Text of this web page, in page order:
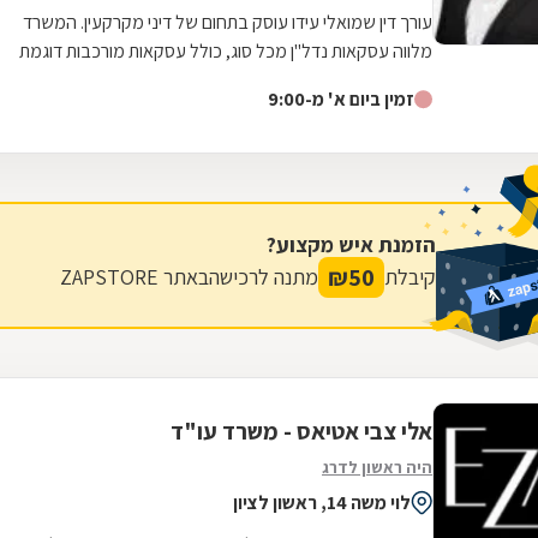
עורך דין שמואלי עידו עוסק בתחום של דיני מקרקעין. המשרד
מלווה עסקאות נדל"ן מכל סוג, כולל עסקאות מורכבות דוגמת
זמין ביום א' מ-9:00
הזמנת איש מקצוע?
קיבלת 50
₪ מתנה לרכישהבאתר ZAPSTORE
אלי צבי אטיאס - משרד עו"ד
היה ראשון לדרג
לוי משה 14, ראשון לציון